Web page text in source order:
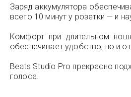
Заряд аккумулятора
всего 10 минут у розетки — и
Комфорт при длительном
обеспечивает удобство, но и
Beats Studio Pro прекрасно
голоса.